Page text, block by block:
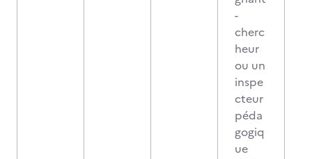
-
cherc
heur
ou un
inspe
cteur
péda
gogiq
ue